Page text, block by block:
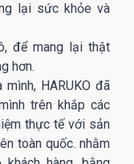
lại sức khỏe và
để mang lại thật
hơn.
HARUKO đã
trên khắp các
thực tế với sản
toàn quốc. nhằm